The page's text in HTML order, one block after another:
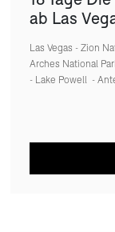
ab Las
Las Vegas - Zion
Arches National
- Lake Powell -